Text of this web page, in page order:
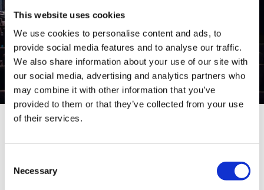
This website uses cookies
We use cookies to personalise content and ads, to
provide social media features and to analyse our traffic.
We also share information about your use of our site with
our social media, advertising and analytics partners who
may combine it with other information that you’ve
provided to them or that they’ve collected from your use
of their services.
Selection
Necessary
Paris.
Nous avons hâte de vous accueillir pour cet
événement incontournable.
Bénéficiez de laprésence de